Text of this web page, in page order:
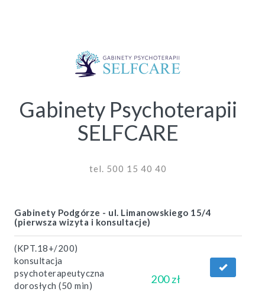
Gabinety Psychoterapii
SELFCARE
tel. 500 15 40 40
Gabinety Podgórze - ul. Limanowskiego 15/4
(pierwsza wizyta i konsultacje)
(KPT.18+/200)
konsultacja
psychoterapeutyczna
dorosłych (50 min)
200 zł